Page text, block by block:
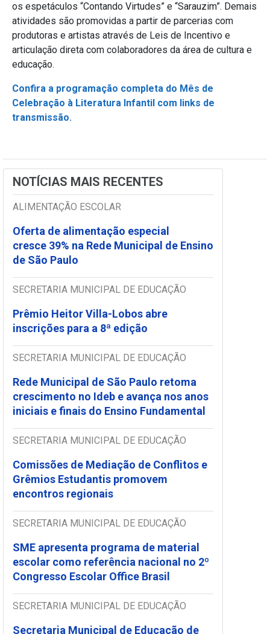
os espetáculos “Contando Virtudes” e “Sarauzim”. Demais
atividades são promovidas a partir de parcerias com
produtoras e artistas através de Leis de Incentivo e
articulação direta com colaboradores da área de cultura e
educação.
Confira a programação completa do Mês de
Celebração à Literatura Infantil com links de
transmissão.
NOTÍCIAS MAIS RECENTES
ALIMENTAÇÃO ESCOLAR
Oferta de alimentação especial
cresce 39% na Rede Municipal de Ensino
de São Paulo
SECRETARIA MUNICIPAL DE EDUCAÇÃO
Prêmio Heitor Villa-Lobos abre
inscrições para a 8ª edição
SECRETARIA MUNICIPAL DE EDUCAÇÃO
Rede Municipal de São Paulo retoma
crescimento no Ideb e avança nos anos
iniciais e finais do Ensino Fundamental
SECRETARIA MUNICIPAL DE EDUCAÇÃO
Comissões de Mediação de Conflitos e
Grêmios Estudantis promovem
encontros regionais
SECRETARIA MUNICIPAL DE EDUCAÇÃO
SME apresenta programa de material
escolar como referência nacional no 2º
Congresso Escolar Office Brasil
SECRETARIA MUNICIPAL DE EDUCAÇÃO
Secretaria Municipal de Educação de